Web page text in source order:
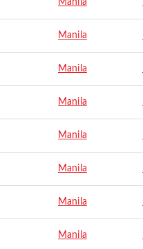
Manila
Manila
Manila
Manila
Manila
Manila
Manila
Manila